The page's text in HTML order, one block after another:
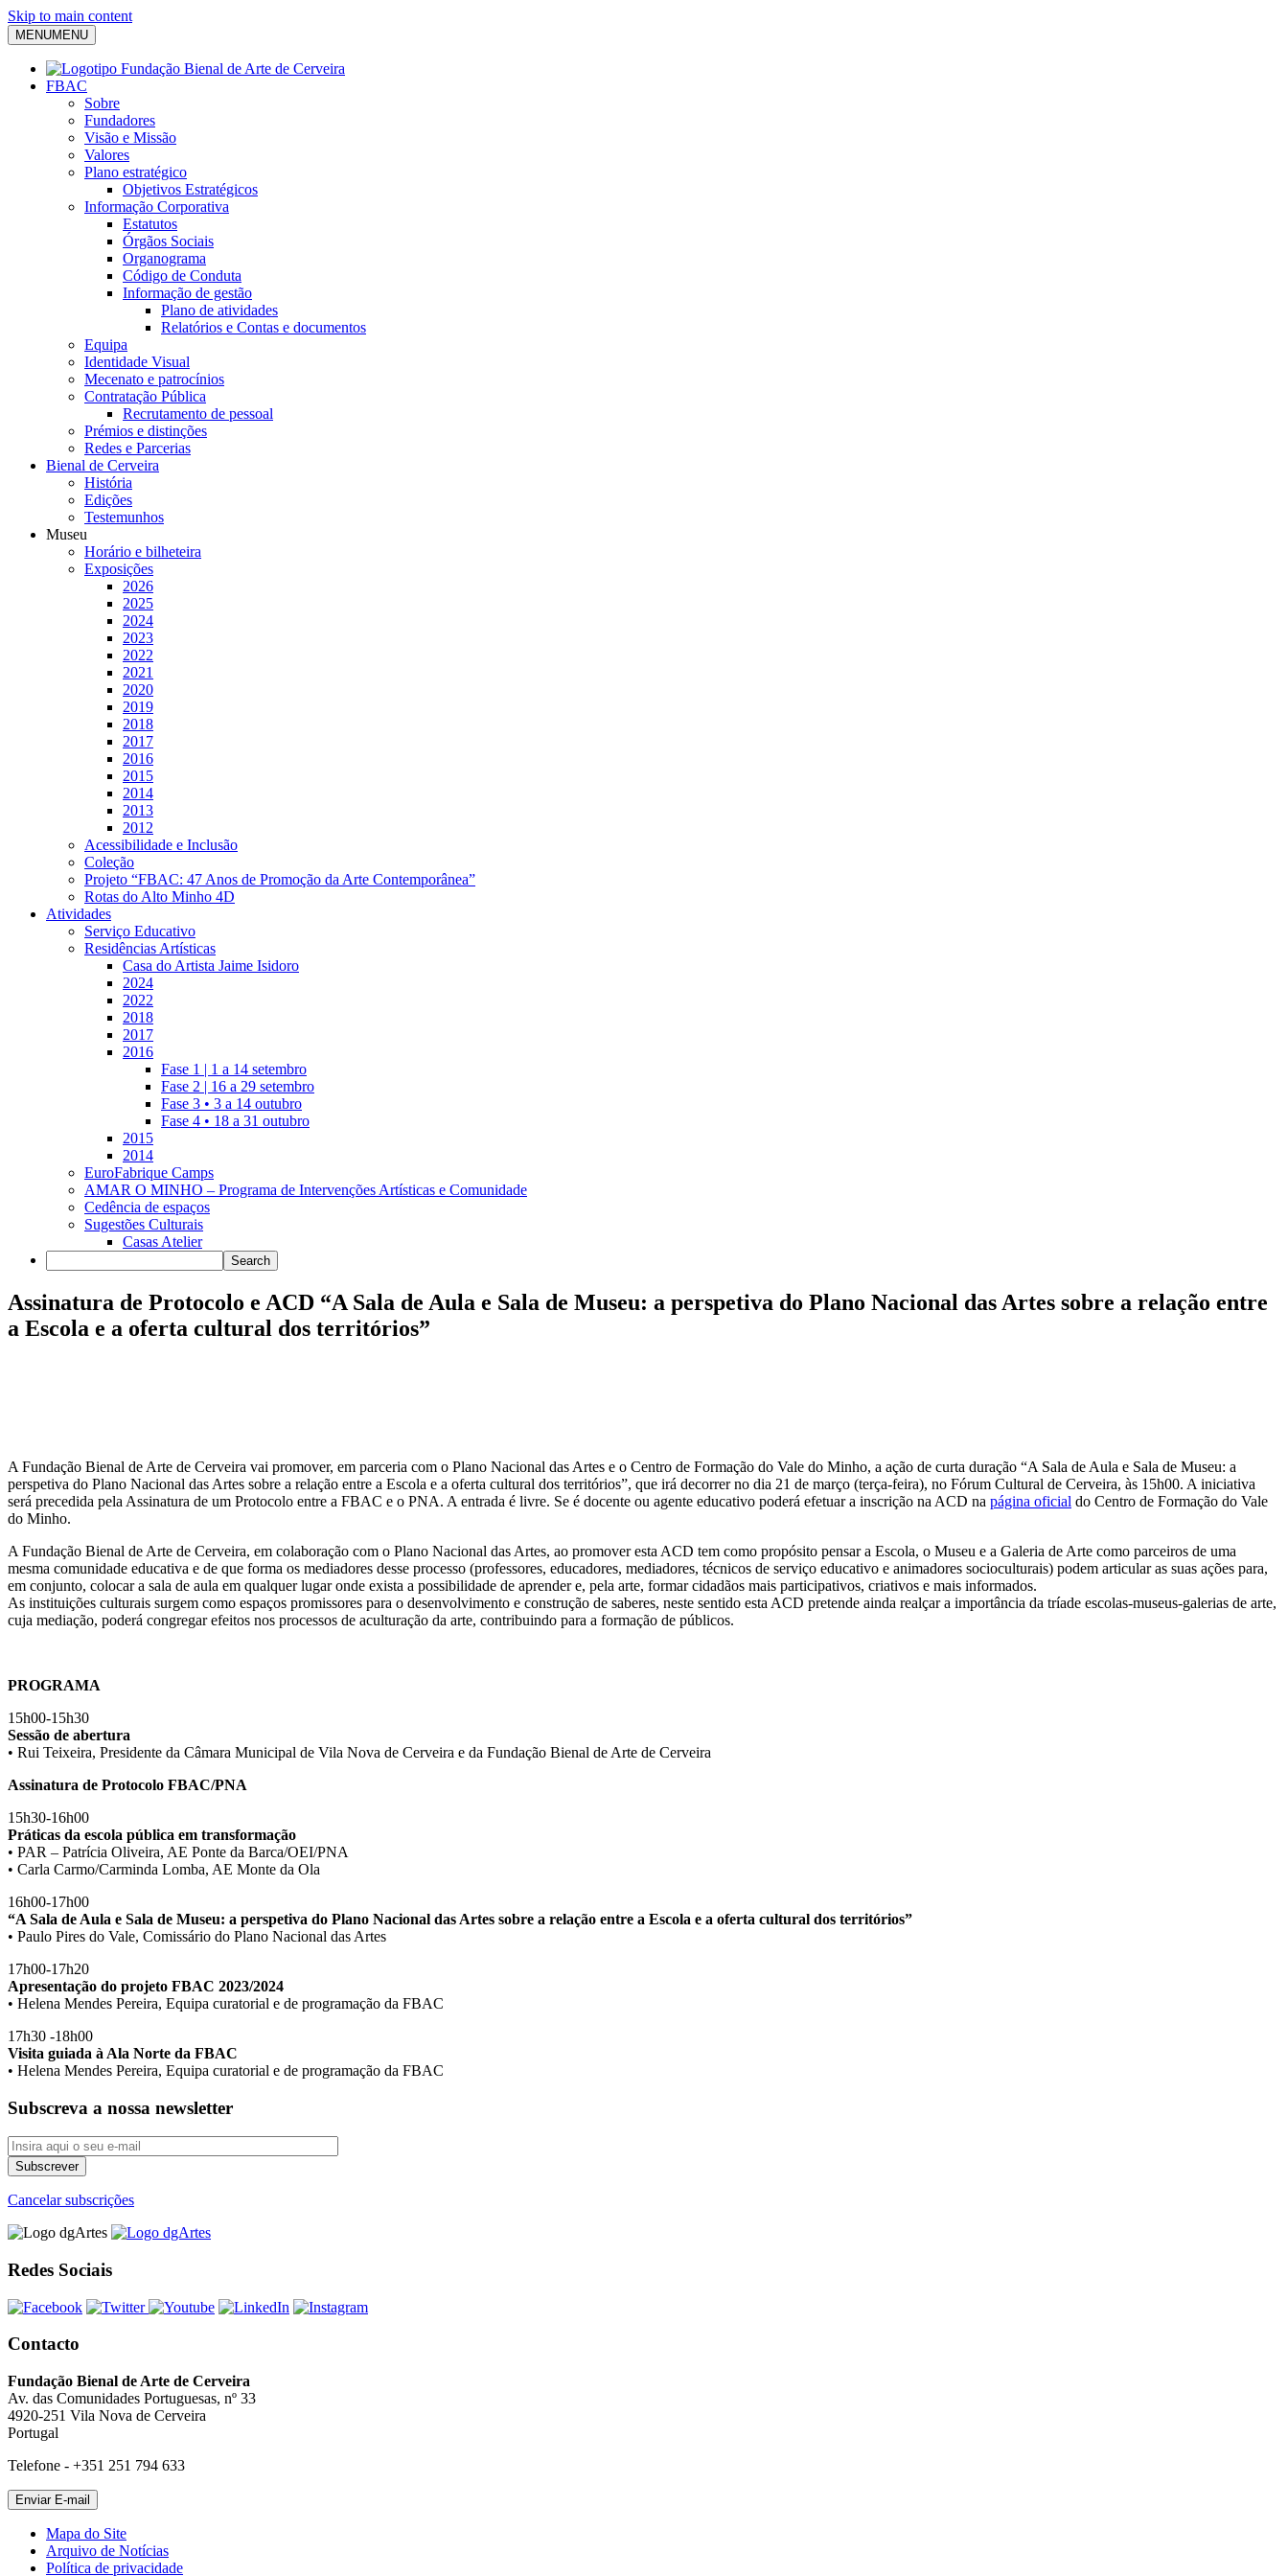
Skip to main content
MENUMENU
FBAC
Sobre
Fundadores
Visão e Missão
Valores
Plano estratégico
Objetivos Estratégicos
Informação Corporativa
Estatutos
Órgãos Sociais
Organograma
Código de Conduta
Informação de gestão
Plano de atividades
Relatórios e Contas e documentos
Equipa
Identidade Visual
Mecenato e patrocínios
Contratação Pública
Recrutamento de pessoal
Prémios e distinções
Redes e Parcerias
Bienal de Cerveira
História
Edições
Testemunhos
Museu
Horário e bilheteira
Exposições
2026
2025
2024
2023
2022
2021
2020
2019
2018
2017
2016
2015
2014
2013
2012
Acessibilidade e Inclusão
Coleção
Projeto “FBAC: 47 Anos de Promoção da Arte Contemporânea”
Rotas do Alto Minho 4D
Atividades
Serviço Educativo
Residências Artísticas
Casa do Artista Jaime Isidoro
2024
2022
2018
2017
2016
Fase 1 | 1 a 14 setembro
Fase 2 | 16 a 29 setembro
Fase 3 • 3 a 14 outubro
Fase 4 • 18 a 31 outubro
2015
2014
EuroFabrique Camps
AMAR O MINHO – Programa de Intervenções Artísticas e Comunidade
Cedência de espaços
Sugestões Culturais
Casas Atelier
Assinatura de Protocolo e ACD “A Sala de Aula e Sala de Museu: a perspetiva do Plano Nacional das Artes sobre a relação entre
a Escola e a oferta cultural dos territórios”
A Fundação Bienal de Arte de Cerveira vai promover, em parceria com o Plano Nacional das Artes e o Centro de Formação do Vale do Minho, a ação de curta duração “A Sala de Aula e Sala de Museu: a
perspetiva do Plano Nacional das Artes sobre a relação entre a Escola e a oferta cultural dos territórios”, que irá decorrer no dia 21 de março (terça-feira), no Fórum Cultural de Cerveira, às 15h00. A iniciativa
será precedida pela Assinatura de um Protocolo entre a FBAC e o PNA. A entrada é livre. Se é docente ou agente educativo poderá efetuar a inscrição na ACD na página oficial do Centro de Formação do Vale
do Minho.
A Fundação Bienal de Arte de Cerveira, em colaboração com o Plano Nacional das Artes, ao promover esta ACD tem como propósito pensar a Escola, o Museu e a Galeria de Arte como parceiros de uma
mesma comunidade educativa e de que forma os mediadores desse processo (professores, educadores, mediadores, técnicos de serviço educativo e animadores socioculturais) podem articular as suas ações para,
em conjunto, colocar a sala de aula em qualquer lugar onde exista a possibilidade de aprender e, pela arte, formar cidadãos mais participativos, criativos e mais informados.
As instituições culturais surgem como espaços promissores para o desenvolvimento e construção de saberes, neste sentido esta ACD pretende ainda realçar a importância da tríade escolas-museus-galerias de arte,
cuja mediação, poderá congregar efeitos nos processos de aculturação da arte, contribuindo para a formação de públicos.
PROGRAMA
15h00-15h30
Sessão de abertura
• Rui Teixeira, Presidente da Câmara Municipal de Vila Nova de Cerveira e da Fundação Bienal de Arte de Cerveira
Assinatura de Protocolo FBAC/PNA
15h30-16h00
Práticas da escola pública em transformação
• PAR – Patrícia Oliveira, AE Ponte da Barca/OEI/PNA
• Carla Carmo/Carminda Lomba, AE Monte da Ola
16h00-17h00
“A Sala de Aula e Sala de Museu: a perspetiva do Plano Nacional das Artes sobre a relação entre a Escola e a oferta cultural dos territórios”
• Paulo Pires do Vale, Comissário do Plano Nacional das Artes
17h00-17h20
Apresentação do projeto FBAC 2023/2024
• Helena Mendes Pereira, Equipa curatorial e de programação da FBAC
17h30 -18h00
Visita guiada à Ala Norte da FBAC
• Helena Mendes Pereira, Equipa curatorial e de programação da FBAC
Subscreva a nossa newsletter
Cancelar subscrições
Redes Sociais
Contacto
Fundação Bienal de Arte de Cerveira
Av. das Comunidades Portuguesas, nº 33
4920-251 Vila Nova de Cerveira
Portugal
Telefone - +351 251 794 633
Mapa do Site
Arquivo de Notícias
Política de privacidade